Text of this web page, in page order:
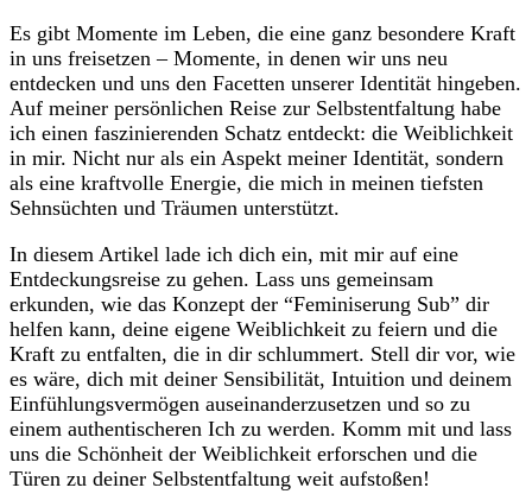
Es gibt Momente im ⁢Leben, die eine ganz besondere Kraft
in uns freisetzen – Momente, in denen wir uns neu
entdecken und uns⁣ den Facetten unserer Identität hingeben.
Auf meiner persönlichen Reise zur Selbstentfaltung habe
ich​ einen faszinierenden Schatz entdeckt: die Weiblichkeit
in ⁢mir. Nicht nur als ein Aspekt meiner Identität, sondern‌
als eine⁣ kraftvolle Energie, ⁤die mich in meinen tiefsten
Sehnsüchten und Träumen unterstützt.
In diesem Artikel⁣ lade ich dich ein,‌ mit mir auf eine
Entdeckungsreise zu gehen. Lass uns gemeinsam‌
erkunden, wie​ das Konzept der “Feminiserung ​Sub” dir
helfen kann, deine eigene Weiblichkeit zu feiern und die
Kraft zu entfalten, die⁢ in dir schlummert. ⁢Stell dir vor, wie
es wäre, dich mit deiner ‌Sensibilität, Intuition und deinem
⁣Einfühlungsvermögen auseinanderzusetzen und so zu
einem authentischeren Ich zu werden. Komm mit und lass
uns die Schönheit​ der Weiblichkeit ​erforschen und die
Türen ⁣zu deiner Selbstentfaltung weit aufstoßen!